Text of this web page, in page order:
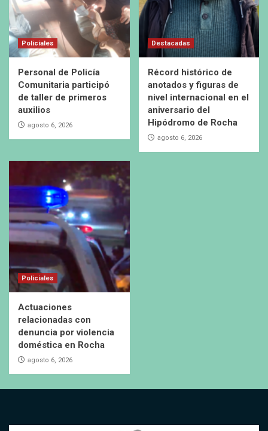
Policiales
Personal de Policía
Comunitaria participó
de taller de primeros
auxilios
agosto 6, 2026
Destacadas
Récord histórico de
anotados y figuras de
nivel internacional en el
aniversario del
Hipódromo de Rocha
agosto 6, 2026
Policiales
Actuaciones
relacionadas con
denuncia por violencia
doméstica en Rocha
agosto 6, 2026